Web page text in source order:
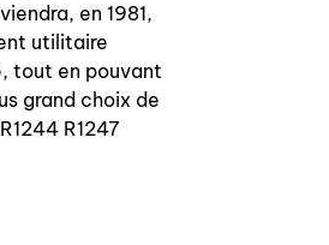
en 1981,
utilitaire
tout en pouvant
grand choix de
R1247